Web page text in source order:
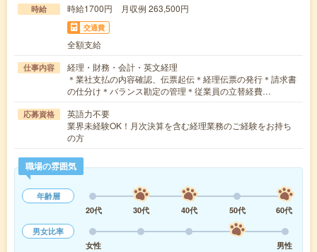
時給 時給1700円 月収例 263,500円
交通費
全額支給
仕事内容
経理・財務・会計・英文経理
＊業社支払の内容確認、伝票起伝＊経理伝票の発行＊請求書
の仕分け＊バランス勘定の管理＊従業員の立替経費…
応募資格
英語力不要
業界未経験OK！月次決算を含む経理業務のご経験をお持ち
の方
職場の雰囲気
年齢層
20代
30代 40代 50代
60代
男女比率
女性
男性